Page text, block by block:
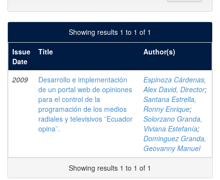
Showing results 1 to 1 of 1
Issue
Date
Title Author(s)
2009
Desarrollo e implementación
de un portal web de opiniones
para el control de la
programación de los medios
radiales y televisivos ¨Ecuador
opina¨.
Espinoza Cárdenas,
Alex David, Director;
Santana Estrella,
Ronny Enrique;
Solorzano Granda,
Viviana Estefanía;
Dominguez Granda,
Geovanny Manuel
Showing results 1 to 1 of 1